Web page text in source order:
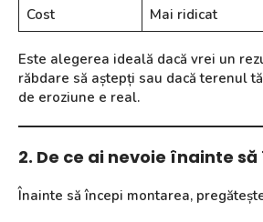
Cost Mai ridicat
Este alegerea ideală dacă vrei un
răbdare să aștepți sau dacă terenul
de eroziune e real.
2. De ce ai nevoie înainte
Înainte să începi montarea,